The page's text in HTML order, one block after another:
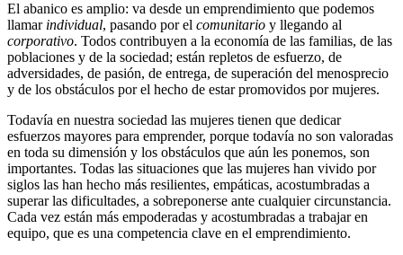
El abanico es amplio: va desde un emprendimiento que podemos
llamar individual, pasando por el comunitario y llegando al
corporativo. Todos contribuyen a la economía de las familias, de las
poblaciones y de la sociedad; están repletos de esfuerzo, de
adversidades, de pasión, de entrega, de superación del menosprecio
y de los obstáculos por el hecho de estar promovidos por mujeres.
Todavía en nuestra sociedad las mujeres tienen que dedicar
esfuerzos mayores para emprender, porque todavía no son valoradas
en toda su dimensión y los obstáculos que aún les ponemos, son
importantes. Todas las situaciones que las mujeres han vivido por
siglos las han hecho más resilientes, empáticas, acostumbradas a
superar las dificultades, a sobreponerse ante cualquier circunstancia.
Cada vez están más empoderadas y acostumbradas a trabajar en
equipo, que es una competencia clave en el emprendimiento.